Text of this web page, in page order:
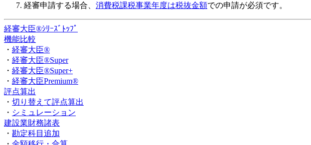
経審申請する場合、 消費税課税事業年度は税抜金額での申請が必須です。
経審大臣®ｼﾘｰｽﾞﾄｯﾌﾟ
機能比較
・ 経審大臣®
・ 経審大臣®Super
・ 経審大臣®Super+
・ 経審大臣Premium®
評点算出
・ 切り替えて評点算出
・ シミュレーション
建設業財務諸表
・ 勘定科目追加